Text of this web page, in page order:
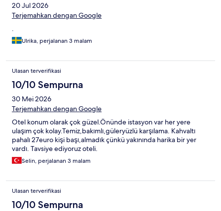
20 Jul 2026
Terjemahkan dengan Google
.
Ulrika, perjalanan 3 malam
Ulasan terverifikasi
10/10 Sempurna
30 Mei 2026
Terjemahkan dengan Google
Otel konum olarak çok güzel.Önünde istasyon var her yere
ulaşım çok kolay.Temiz,bakımlı,güleryüzlü karşılama. Kahvaltı
pahalı 27euro kişi başı,almadık çünkü yakınında harika bir yer
vardı. Tavsiye ediyoruz oteli.
Selin, perjalanan 3 malam
Ulasan terverifikasi
10/10 Sempurna